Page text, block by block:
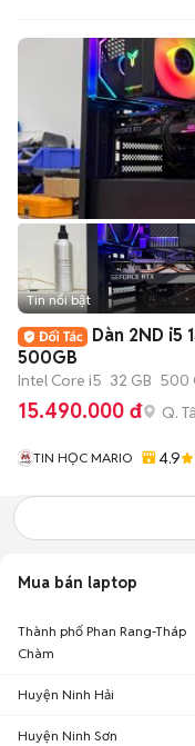
Tin nổi bật
Dàn 2ND i5
500GB
Intel Core i5 32 GB 500
15.490.000 đ Q.
TIN HỌC MARIO 4.9
Mua bán laptop
Thành phố Phan Rang-Tháp
Chàm
Huyện Ninh Hải
Huyện Ninh Sơn